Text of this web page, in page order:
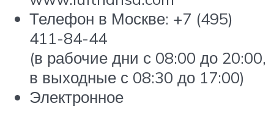
Телефон в Москве: +7 (495)
411-84-44
(в рабочие дни с 08:00 до 20:00,
в выходные с 08:30 до 17:00)
Электронное